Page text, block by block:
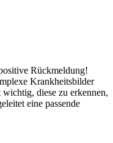
Rückmeldung!
Krankheitsbilder
diese zu erkennen,
eine passende